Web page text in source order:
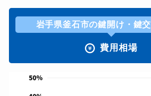
岩手県釜石市の鍵開け・鍵
費用相場